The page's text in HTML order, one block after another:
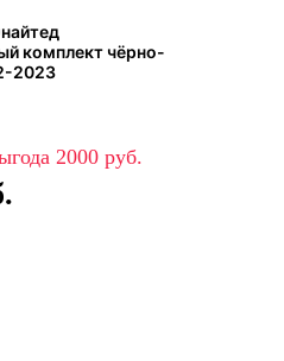
комплект чёрно-
2023
2000